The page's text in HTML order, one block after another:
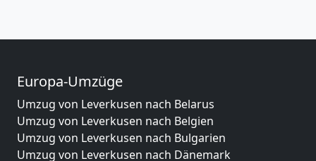
Europa-Umzüge
Umzug von Leverkusen nach Belarus
Umzug von Leverkusen nach Belgien
Umzug von Leverkusen nach Bulgarien
Umzug von Leverkusen nach Dänemark